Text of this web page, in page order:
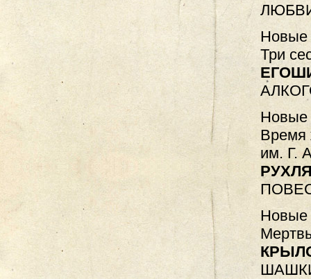
Новые
Три
Новые
Время
им. Г.
Новые